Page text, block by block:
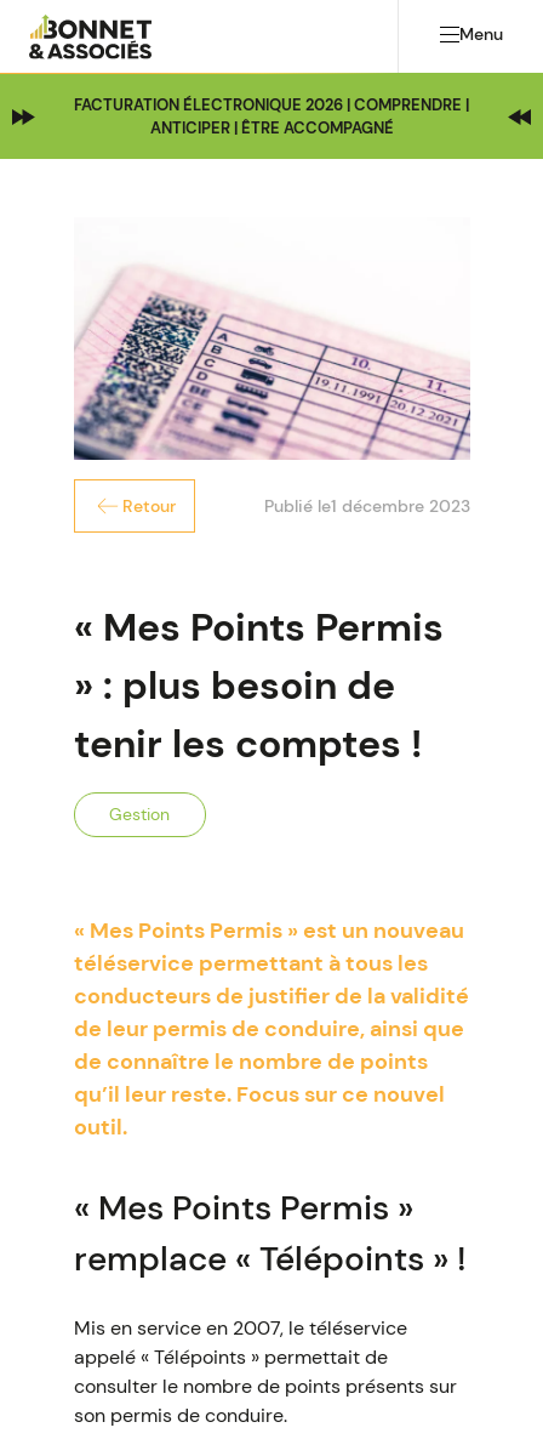
Menu
FACTURATION ÉLECTRONIQUE 2026 | COMPRENDRE |
ANTICIPER | ÊTRE ACCOMPAGNÉ
Retour Publié le1 décembre 2023
« Mes Points Permis
» : plus besoin de
tenir les comptes !
Gestion
« Mes Points Permis » est un nouveau
téléservice permettant à tous les
conducteurs de justifier de la validité
de leur permis de conduire, ainsi que
de connaître le nombre de points
qu’il leur reste. Focus sur ce nouvel
outil.
« Mes Points Permis »
remplace « Télépoints » !
Mis en service en 2007, le téléservice
appelé « Télépoints » permettait de
consulter le nombre de points présents sur
son permis de conduire.